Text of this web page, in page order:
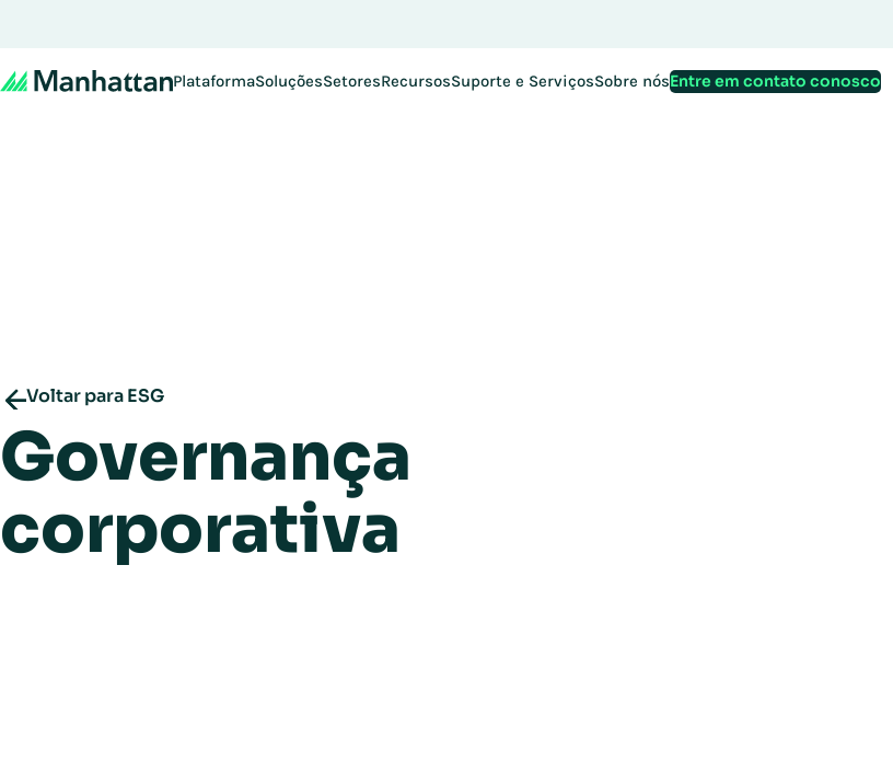
PlataformaSoluçõesSetoresRecursosSuporte e ServiçosSobre nósEntre em contato conosco
Voltar para ESG
Governança
corporativa